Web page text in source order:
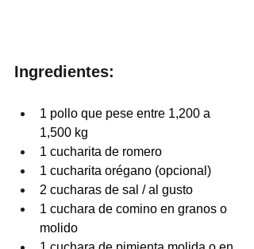
Ingredientes:
1 pollo que pese entre 1,200 a
1,500 kg
1 cucharita de romero
1 cucharita orégano (opcional)
2 cucharas de sal / al gusto
1 cuchara de comino en granos o
molido